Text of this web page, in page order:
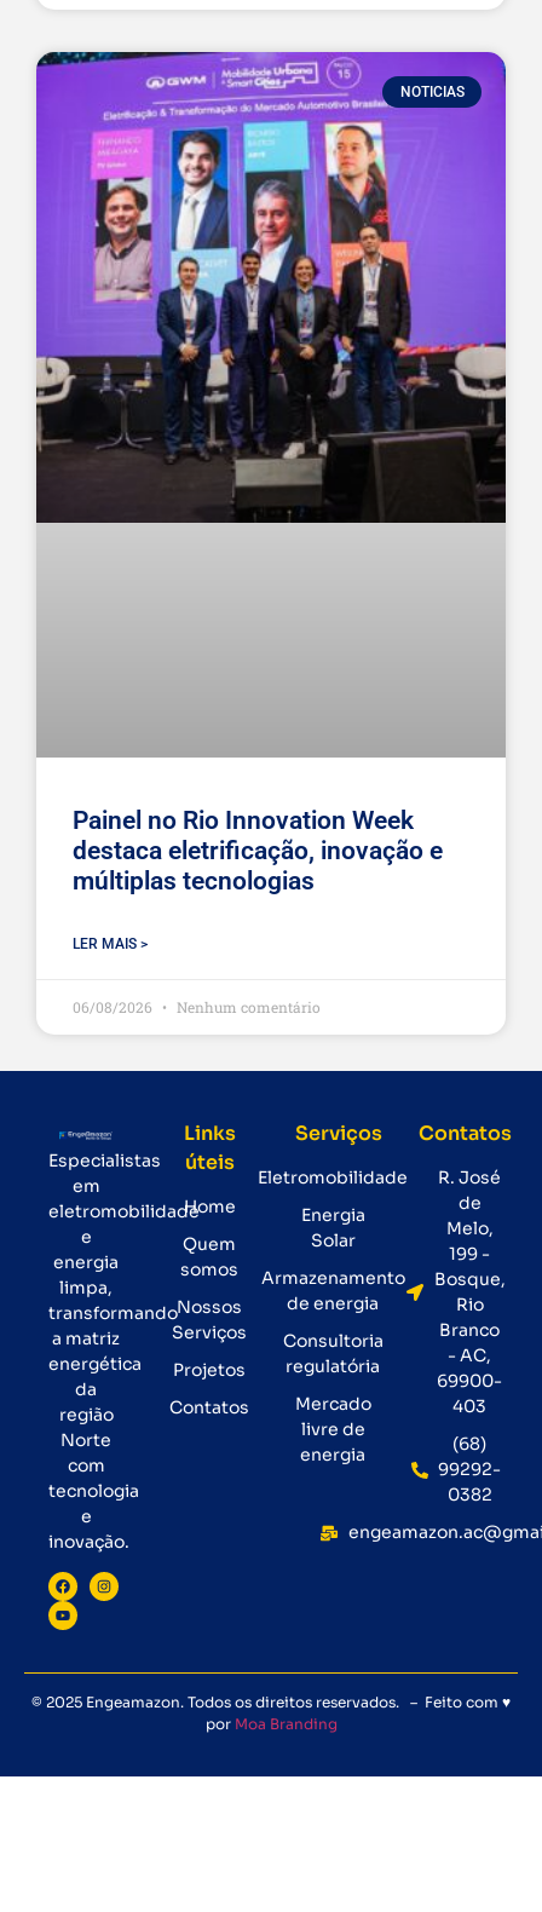
NOTICIAS
Painel no Rio Innovation Week
destaca eletrificação, inovação e
múltiplas tecnologias
LER MAIS >
06/08/2026 Nenhum comentário
Especialistas
em
eletromobilidade
e
energia
limpa,
transformando
a matriz
energética
da
região
Norte
com
tecnologia
e
inovação.
Links
úteis
Home
Quem
somos
Nossos
Serviços
Projetos
Contatos
Serviços
Eletromobilidade
Energia
Solar
Armazenamento
de energia
Consultoria
regulatória
Mercado
livre de
energia
Contatos
R. José
de
Melo,
199 -
Bosque,
Rio
Branco
- AC,
69900-
403
(68)
99292-
0382
© 2025 Engeamazon. Todos os direitos reservados. – Feito com ♥
por Moa Branding